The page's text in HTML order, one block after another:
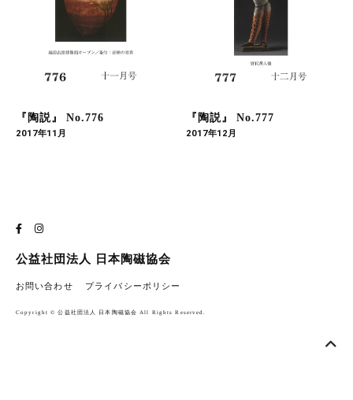
『陶説』 No.776
2017年11月
『陶説』 No.777
2017年12月
公益社団法人 日本陶磁協会
お問い合わせ プライバシーポリシー
Copyright © 公益社団法人 日本陶磁協会 All Rights Reserved.